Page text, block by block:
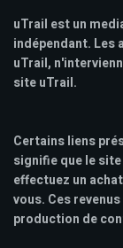
uTrail est un
indépendant. Les
uTrail,
site uTrail.
Certains liens
signifie que le
effectuez un
vous. Ces
production de